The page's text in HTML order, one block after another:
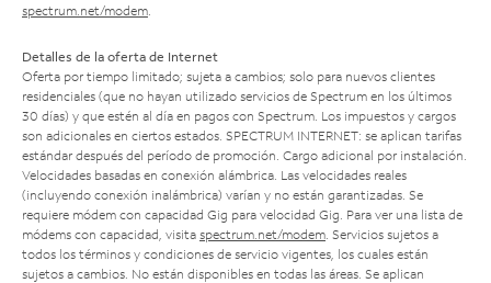
spectrum.net/modem
Detalles de la oferta de Internet
Oferta por tiempo limitado; sujeta a cambios; solo para nuevos clientes
residenciales (que no hayan utilizado servicios de Spectrum en los últimos
30 días) y que estén al día en pagos con Spectrum. Los impuestos y cargos
son adicionales en ciertos estados. SPECTRUM INTERNET: se aplican tarifas
estándar después del período de promoción. Cargo adicional por instalación.
Velocidades basadas en conexión alámbrica. Las velocidades reales
(incluyendo conexión inalámbrica) varían y no están garantizadas. Se
requiere módem con capacidad Gig para velocidad Gig. Para ver una lista de
módems con capacidad, visita spectrum.net/modem . Servicios sujetos a
todos los términos y condiciones de servicio vigentes, los cuales están
sujetos a cambios. No están disponibles en todas las áreas. Se aplican